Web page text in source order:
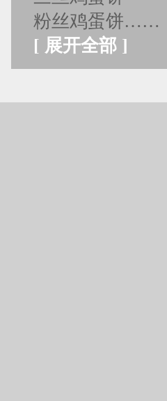
粉丝鸡蛋饼……
[ 展开全部 ]